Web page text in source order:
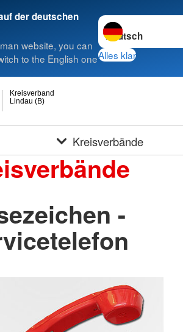
der deutschen
website, you can
to the English one
Sprache wechseln
Alles klar
Lindau (B)
Kreisverband
Kreisverbände
-